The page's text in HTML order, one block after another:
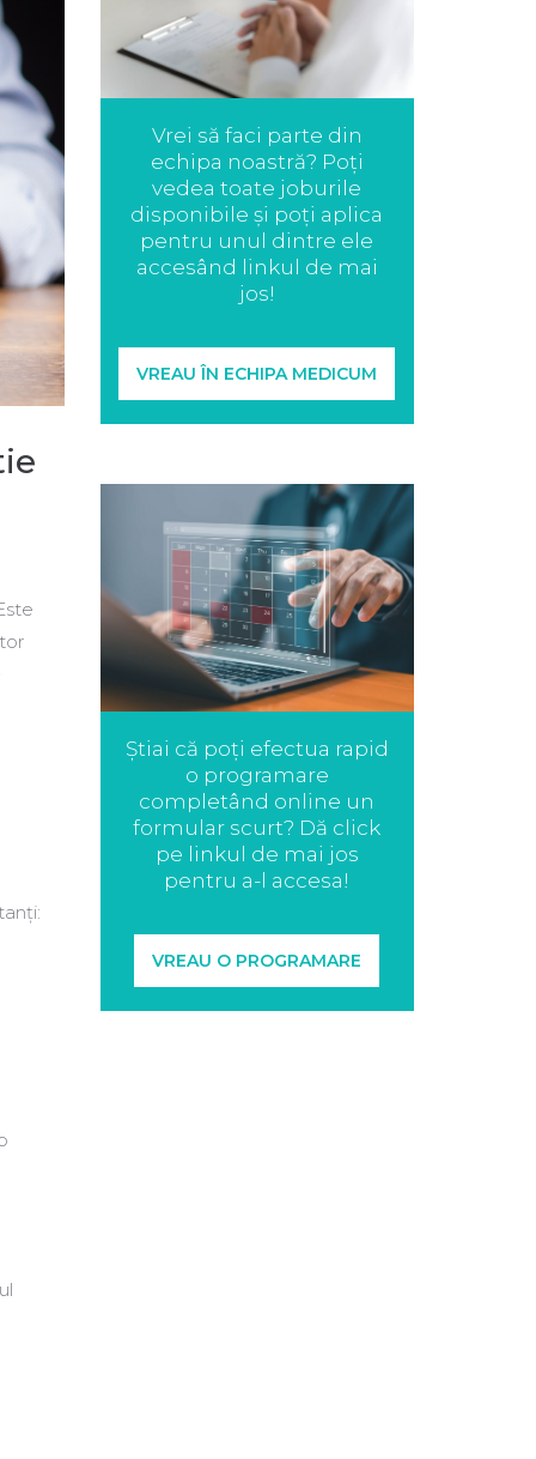
Vrei să faci parte din
echipa noastră? Poți
vedea toate joburile
disponibile și poți aplica
pentru unul dintre ele
accesând linkul de mai
jos!
VREAU ÎN ECHIPA MEDICUM
Știai că poți efectua rapid
o programare
completând online un
formular scurt? Dă click
pe linkul de mai jos
pentru a-l accesa!
VREAU O PROGRAMARE